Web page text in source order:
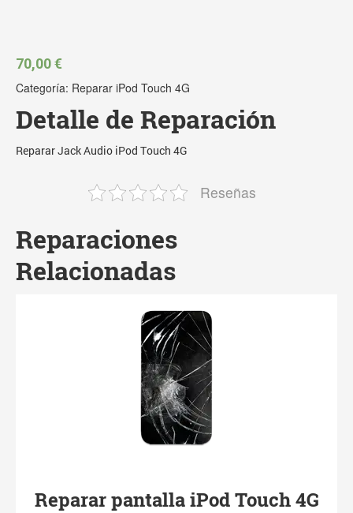
70,00€
Categoría: Reparar iPod Touch 4G
Detalle de Reparación
Reparar Jack Audio iPod Touch 4G
Reseñas
Reparaciones
Relacionadas
Reparar pantalla iPod Touch 4G